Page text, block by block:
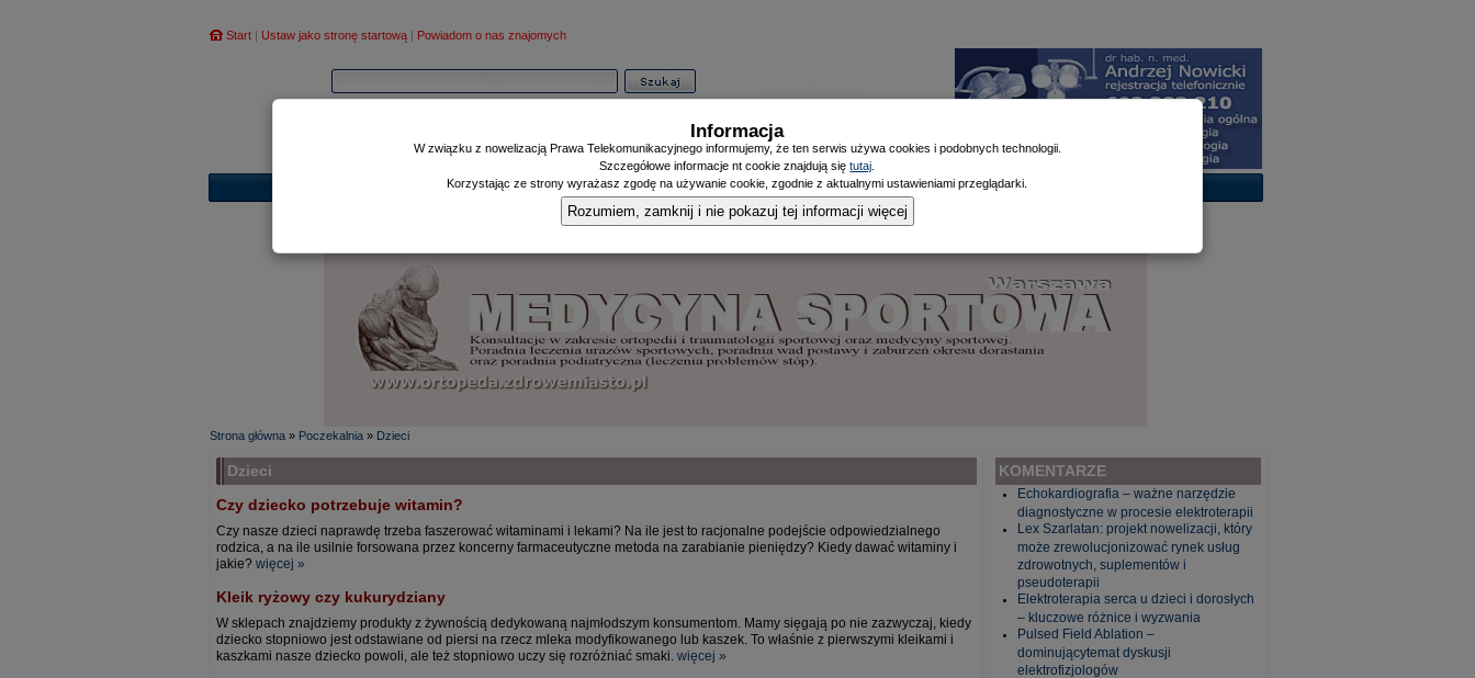
Start | Ustaw jako stronę startową | Powiadom o nas znajomych
Informator|Poczekalnia|Zdrowy Mieszczanin|Doniesienia Listonosza
Strona główna » Poczekalnia » Dzieci
Dzieci
Czy dziecko potrzebuje witamin?
Czy nasze dzieci naprawdę trzeba faszerować witaminami i lekami? Na ile jest to racjonalne podejście odpowiedzialnego
rodzica, a na ile usilnie forsowana przez koncerny farmaceutyczne metoda na zarabianie pieniędzy? Kiedy dawać witaminy i
jakie? więcej »
Kleik ryżowy czy kukurydziany
W sklepach znajdziemy produkty z żywnością dedykowaną najmłodszym konsumentom. Mamy sięgają po nie zazwyczaj, kiedy
dziecko stopniowo jest odstawiane od piersi na rzecz mleka modyfikowanego lub kaszek. To właśnie z pierwszymi kleikami i
kaszkami nasze dziecko powoli, ale też stopniowo uczy się rozróżniać smaki. więcej »
KOMENTARZE
Echokardiografia – ważne narzędzie
diagnostyczne w procesie elektroterapii
Lex Szarlatan: projekt nowelizacji, który
może zrewolucjonizować rynek usług
zdrowotnych, suplementów i
pseudoterapii
Elektroterapia serca u dzieci i dorosłych
– kluczowe różnice i wyzwania
Pulsed Field Ablation –
dominującytemat dyskusji
elektrofizjologów
Informacja
W związku z nowelizacją Prawa Telekomunikacyjnego informujemy, że ten serwis używa cookies i podobnych technologii.
Szczegółowe informacje nt cookie znajdują siętutaj
Korzystając ze strony wyrażasz zgodę na używanie cookie, zgodnie z aktualnymi ustawieniami przeglądarki.
Rozumiem, zamknij i nie pokazuj tej informacji więcej